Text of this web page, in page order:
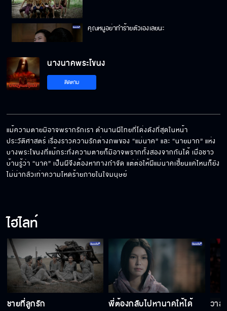
คุณหนูอย่าทำร้ายตัวเองเลยนะ
คุณหนูเป็นห่วงกระผมด้วยเหรอขอรับ
คนที่ฉันรัก
ผู้หญิงสวย ๆ ที่ชื่อนาค ดูมึงอยู่นะ
พี่ต้องกลับไปหานาคให้ได้
ชายที่ลูกรัก
นางนาคพระโขนง
ติดตาม
แม้ความตายมิอาจพรากรักเรา ตํานานผีไทยที่โด่งดังที่สุดในหน้า
ประวัติศาสตร์ เรื่องราวความรักต่างภพของ “แม่นาค” และ “นายมาก” แห่ง
บางพระโขนงที่แม้กระทั่งความตายก็มิอาจพรากทั้งสองจากกันได้ เมื่อชาว
บ้านรู้ว่า “นาค” เป็นผีจึงต้องหาทางกําจัด แต่ต่อให้ผีแม่นาคเฮี้ยนแค่ไหนก็ยัง
ไม่น่ากลัวเท่าความโหดร้ายภายในใจมนุษย์
ไฮไลท์
ชายที่ลูกรัก พี่ต้องกลับไปหานาคให้ได้ วาส